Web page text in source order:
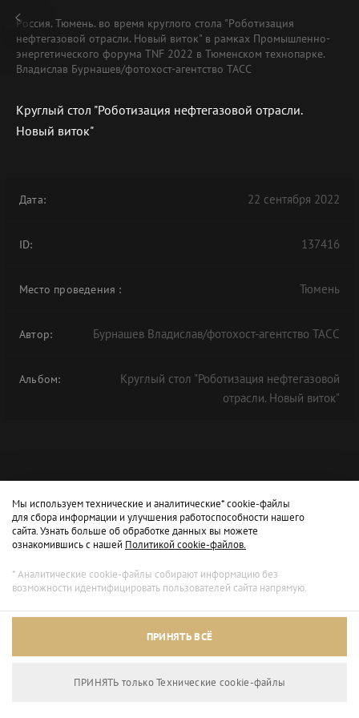
Россия. Тюмень. во время круглого стола "Роботизация
нефтегазовой отрасли. Новый виток" в рамках Промышленно-
энергетического форума TNF 2022 в Тюменском технопарке.
Владислав Бурнашев/фотохост-агентство ТАСС
Круглый стол "Роботизация нефтегазовой отрасли.
Новый виток"
Дата: 22 сентября 2022
ID: 137416
Место проведения : Тюмень
Автор: Бурнашев Владислав/фотохост-агентство ТАСС
Альбом:
Круглый стол "Роботизация нефтегазовой
отрасли. Новый виток"
Мы используем технические и аналитические* cookie-файлы
для сбора информации и улучшения работоспособности нашего
сайта. Узнать больше об обработке данных вы можете
ознакомившись с нашей Политикой cookie-файлов.
* Аналитические cookie-файлы собирают информацию без
возможности идентифицировать пользователей сайта напрямую.
ПРИНЯТЬ ВСЁ
ПРИНЯТЬ только Технические сookie-файлы